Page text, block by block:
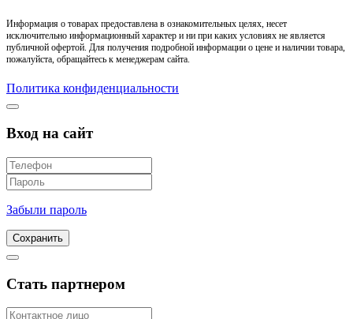
Информация о товарах предоставлена в ознакомительных целях, несет
исключительно информационный характер и ни при каких условиях не является
публичной офертой. Для получения подробной информации о цене и наличии товара,
пожалуйста, обращайтесь к менеджерам сайта.
Политика конфиденциальности
Вход на сайт
Забыли пароль
Сохранить
Стать партнером